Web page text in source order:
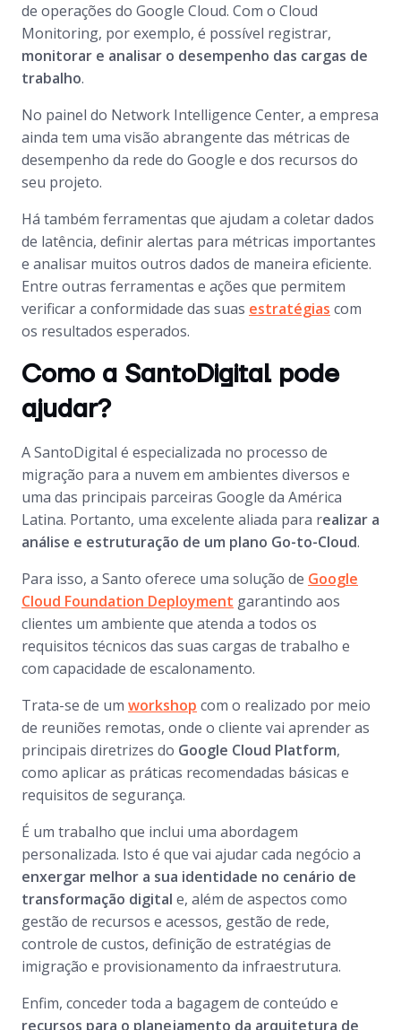
de operações do Google Cloud. Com o Cloud
Monitoring, por exemplo, é possível registrar,
monitorar e analisar o desempenho das cargas de
trabalho.
No painel do Network Intelligence Center, a empresa
ainda tem uma visão abrangente das métricas de
desempenho da rede do Google e dos recursos do
seu projeto.
Há também ferramentas que ajudam a coletar dados
de latência, definir alertas para métricas importantes
e analisar muitos outros dados de maneira eficiente.
Entre outras ferramentas e ações que permitem
verificar a conformidade das suas estratégias com
os resultados esperados.
Como a SantoDigital pode
ajudar?
A SantoDigital é especializada no processo de
migração para a nuvem em ambientes diversos e
uma das principais parceiras Google da América
Latina. Portanto, uma excelente aliada para realizar a
análise e estruturação de um plano Go-to-Cloud.
Para isso, a Santo oferece uma solução de Google
Cloud Foundation Deployment garantindo aos
clientes um ambiente que atenda a todos os
requisitos técnicos das suas cargas de trabalho e
com capacidade de escalonamento.
Trata-se de um workshop com o realizado por meio
de reuniões remotas, onde o cliente vai aprender as
principais diretrizes do Google Cloud Platform,
como aplicar as práticas recomendadas básicas e
requisitos de segurança.
É um trabalho que inclui uma abordagem
personalizada. Isto é que vai ajudar cada negócio a
enxergar melhor a sua identidade no cenário de
transformação digital e, além de aspectos como
gestão de recursos e acessos, gestão de rede,
controle de custos, definição de estratégias de
imigração e provisionamento da infraestrutura.
Enfim, conceder toda a bagagem de conteúdo e
recursos para o planejamento da arquitetura de